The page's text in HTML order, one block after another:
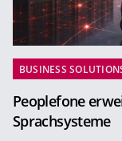
BUSINESS
Peoplefone
Sprachsysteme